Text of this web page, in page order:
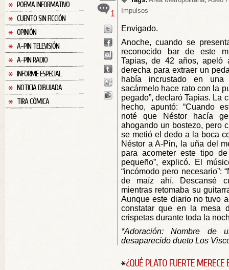
POEMA INFORMATIVO
CUENTO SIN FICCIÓN
OPINIÓN
A-PIN TELEVISIÓN
A-PIN RADIO
INFORME ESPECIAL
NOTICIA DIBUJADA
TIRA CÓMICA
1
Impulsos
Envigado.
Anoche, cuando se
reconocido bar de este
Tapias, de 42 años, apeló
derecha para extraer un
había incrustado en una
sacármelo hace rato con la
pegado”, declaró Tapias. La
hecho, apuntó: “Cuando
noté que Néstor hacía
ahogando un bostezo, pero
se metió el dedo a la boca
Néstor a A-Pin, la uña del
para acometer este tipo
pequeño”, explicó. El
“incómodo pero necesario”:
de maíz ahí. Descansé
mientras retomaba su
Aunque este diario no tuvo
constatar que en la mesa
crispetas durante toda la
*Adoración: Nombre de
desaparecido dueto Los
¿QUÉ PLATO FUERTE MERECE